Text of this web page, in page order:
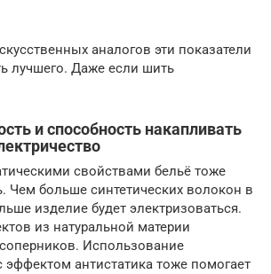
аналогов эти показатели
лучшего. Даже если шить
и способность накапливать
свойствами бельё тоже
Чем больше синтетических волокон в
изделие будет электризоваться.
из натуральной материи
Использование
антистатика тоже помогает